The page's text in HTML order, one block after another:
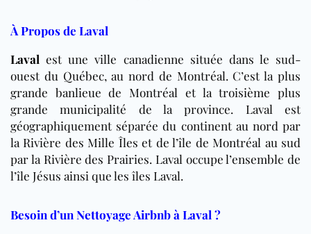
À Propos de Laval
Laval est une ville canadienne située dans le sud-
ouest du Québec, au nord de Montréal. C’est la plus
grande banlieue de Montréal et la troisième plus
grande municipalité de la province. Laval est
géographiquement séparée du continent au nord par
la Rivière des Mille Îles et de l’île de Montréal au sud
par la Rivière des Prairies. Laval occupe l’ensemble de
l’île Jésus ainsi que les îles Laval.
Besoin d’un Nettoyage Airbnb à Laval ?